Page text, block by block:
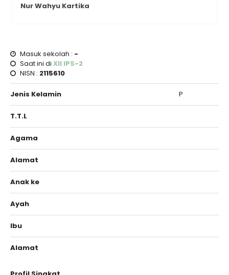
Nur Wahyu Kartika
Masuk sekolah : -
Saat ini di XII IPS-2
NISN : 2115610
Jenis Kelamin P
T.T.L
Agama
Alamat
Anak ke
Ayah
Ibu
Alamat